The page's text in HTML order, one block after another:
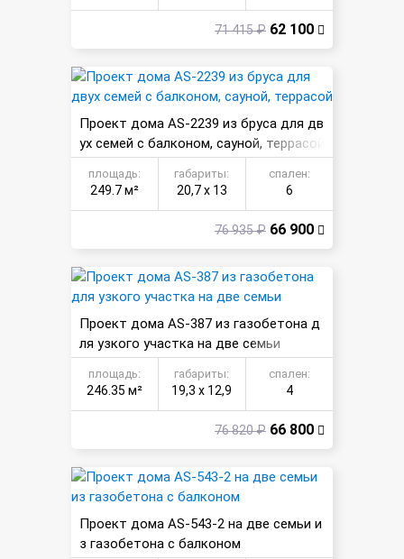
71 415 ₽ 62 100
Проект дома AS-2239 из бруса для дв
ух семей с балконом, сауной, террасой
площадь:
249.7 м²
габариты:
20,7 х 13
спален:
6
76 935 ₽ 66 900
Проект дома AS-387 из газобетона д
ля узкого участка на две семьи
площадь:
246.35 м²
габариты:
19,3 х 12,9
спален:
4
76 820 ₽ 66 800
Проект дома AS-543-2 на две семьи и
з газобетона с балконом